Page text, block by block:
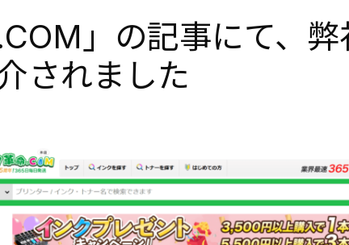
」の記事にて、
されました